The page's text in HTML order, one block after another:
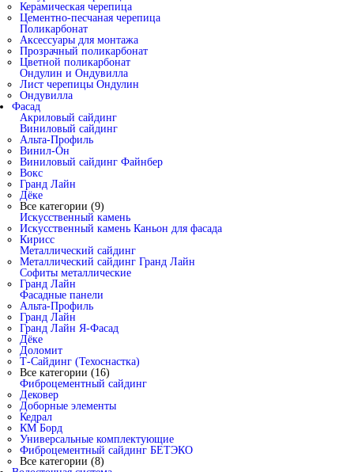
Керамическая черепица
Цементно-песчаная черепица
Поликарбонат
Аксессуары для монтажа
Прозрачный поликарбонат
Цветной поликарбонат
Ондулин и Ондувилла
Лист черепицы Ондулин
Ондувилла
Фасад
Акриловый сайдинг
Виниловый сайдинг
Альта-Профиль
Винил-Он
Виниловый сайдинг Файнбер
Вокс
Гранд Лайн
Дёке
Все категории (9)
Искусственный камень
Искусственный камень Каньон для фасада
Кирисс
Металлический сайдинг
Металлический сайдинг Гранд Лайн
Софиты металлические
Гранд Лайн
Фасадные панели
Альта-Профиль
Гранд Лайн
Гранд Лайн Я-Фасад
Дёке
Доломит
Т-Сайдинг (Техоснастка)
Все категории (16)
Фиброцементный сайдинг
Дековер
Доборные элементы
Кедрал
КМ Борд
Универсальные комплектующие
Фиброцементный сайдинг БЕТЭКО
Все категории (8)